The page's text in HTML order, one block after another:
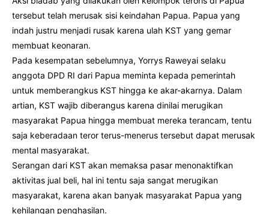
tersebut telah merusak sisi keindahan Papua. Papua yang
indah justru menjadi rusak karena ulah KST yang gemar
membuat keonaran.
Pada kesempatan sebelumnya, Yorrys Raweyai selaku
anggota DPD RI dari Papua meminta kepada pemerintah
untuk memberangkus KST hingga ke akar-akarnya. Dalam
artian, KST wajib diberangus karena dinilai merugikan
masyarakat Papua hingga membuat mereka terancam, tentu
saja keberadaan teror terus-menerus tersebut dapat merusak
mental masyarakat.
Serangan dari KST akan memaksa pasar menonaktifkan
aktivitas jual beli, hal ini tentu saja sangat merugikan
masyarakat, karena akan banyak masyarakat Papua yang
kehilangan penghasilan.